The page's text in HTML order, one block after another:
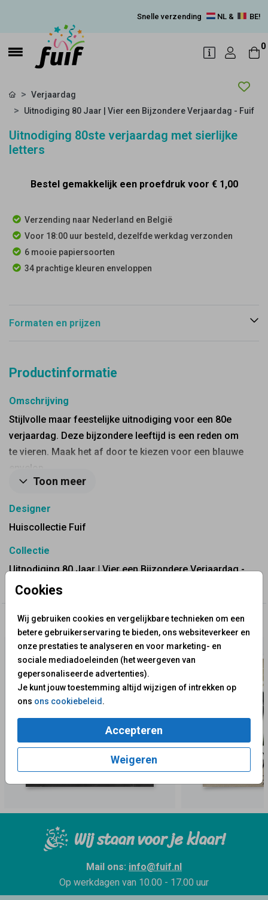
Snelle verzending NL & BE!
0
Cookies
Wij gebruiken cookies en vergelijkbare technieken om een
betere gebruikerservaring te bieden, ons websiteverkeer en
onze prestaties te analyseren en voor marketing- en
sociale mediadoeleinden (het weergeven van
gepersonaliseerde advertenties).
Je kunt jouw toestemming altijd wijzigen of intrekken op
ons ons cookiebeleid.
Accepteren
Weigeren
Verjaardag
Uitnodiging 80 Jaar | Vier een Bijzondere Verjaardag - Fuif
Uitnodiging 80ste verjaardag met sierlijke
letters
Bestel gemakkelijk een proefdruk voor € 1,00
Verzending naar Nederland en België
Voor 18:00 uur besteld, dezelfde werkdag verzonden
6 mooie papiersoorten
34 prachtige kleuren enveloppen
Formaten en prijzen
Productinformatie
Omschrijving
Stijlvolle maar feestelijke uitnodiging voor een 80e
verjaardag. Deze bijzondere leeftijd is een reden om
te vieren. Maak het af door te kiezen voor een blauwe
envelop.
Toon meer
Designer
Huiscollectie Fuif
Collectie
Uitnodiging 80 Jaar | Vier een Bijzondere Verjaardag -
Fuif
✨ Deze ontwerpen vind je misschien ook leuk
Wij staan voor je klaar!
Mail ons: info@fuif.nl
Op werkdagen van 10.00 - 17.00 uur